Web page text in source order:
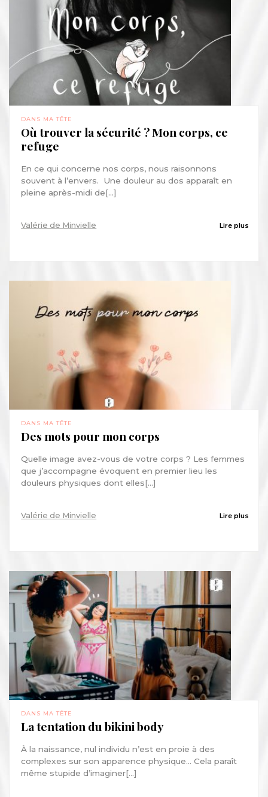
DANS MA TÊTE
Où trouver la sécurité ? Mon corps, ce
refuge
En ce qui concerne nos corps, nous raisonnons
souvent à l’envers. Une douleur au dos apparaît en
pleine après-midi de[...]
Valérie de Minvielle Lire plus
DANS MA TÊTE
Des mots pour mon corps
Quelle image avez-vous de votre corps ? Les femmes
que j’accompagne évoquent en premier lieu les
douleurs physiques dont elles[...]
Valérie de Minvielle Lire plus
DANS MA TÊTE
La tentation du bikini body
À la naissance, nul individu n’est en proie à des
complexes sur son apparence physique… Cela paraît
même stupide d’imaginer[...]